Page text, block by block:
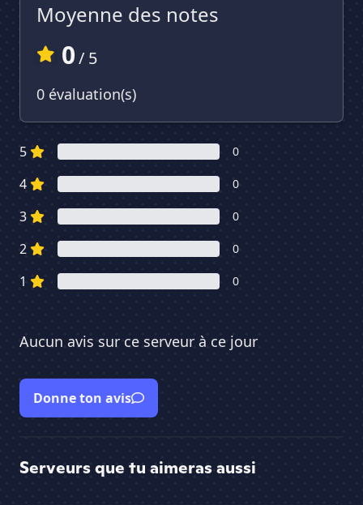
Moyenne des notes
0/ 5
0 évaluation(s)
5 0
4 0
3 0
2 0
1 0
Aucun avis sur ce serveur à ce jour
Donne ton avis
Serveurs que tu aimeras aussi